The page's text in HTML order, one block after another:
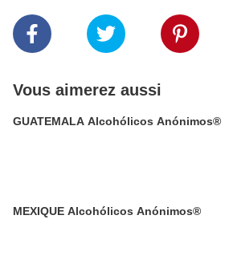
Vous aimerez aussi
GUATEMALA Alcohólicos Anónimos®
MEXIQUE Alcohólicos Anónimos®